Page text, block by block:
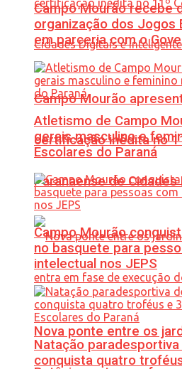
Campo Mourão
certificação inédita no
Paranaense de
Nova ponte entre os
Campo Mourão recebe
organização dos Jogos
em parceria com o
Atletismo de Campo
gerais masculino e
Escolares do Paraná
Campo Mourão
no basquete para
intelectual nos JEPS
Natação
conquista quatro